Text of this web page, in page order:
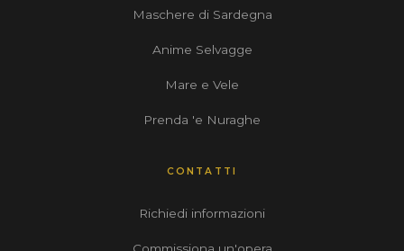
Maschere di Sardegna
Anime Selvagge
Mare e Vele
Prenda 'e Nuraghe
CONTATTI
Richiedi informazioni